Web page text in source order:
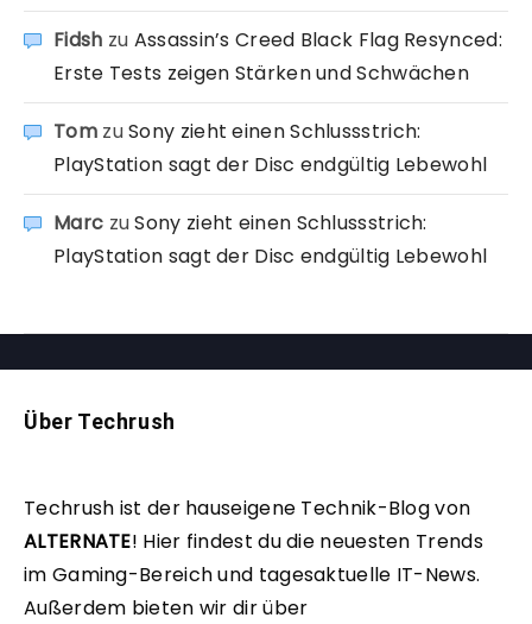
Fidsh zu Assassin’s Creed Black Flag Resynced:
Erste Tests zeigen Stärken und Schwächen
TomzuSony zieht einen Schlussstrich:
PlayStation sagt der Disc endgültig Lebewohl
Marc zuSony zieht einen Schlussstrich:
PlayStation sagt der Disc endgültig Lebewohl
Über Techrush
Techrush ist der hauseigene Technik-Blog von
ALTERNATE! Hier findest du die neuesten Trends
im Gaming-Bereich und tagesaktuelle IT-News.
Außerdem bieten wir dir über